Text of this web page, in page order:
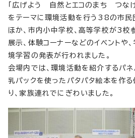
「広げよう 自然とエコのまち つな
をテーマに環境活動を行う38の市民
ほか、市内小中学校、高等学校が3校
展示、体験コーナーなどのイベントや
境学習の発表が行われました。
会場内では、環境活動を紹介するパネ
乳パックを使ったパタパタ絵本を作る
り、家族連れでにぎわいました。